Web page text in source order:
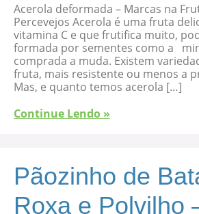
Acerola deformada – Marcas na
Percevejos Acerola é uma fruta
vitamina C e que frutifica muito,
formada por sementes como a
comprada a muda. Existem
fruta, mais resistente ou menos a
Mas, e quanto temos acerola […]
Continue Lendo »
Pãozinho de
Roxa e Polvilho